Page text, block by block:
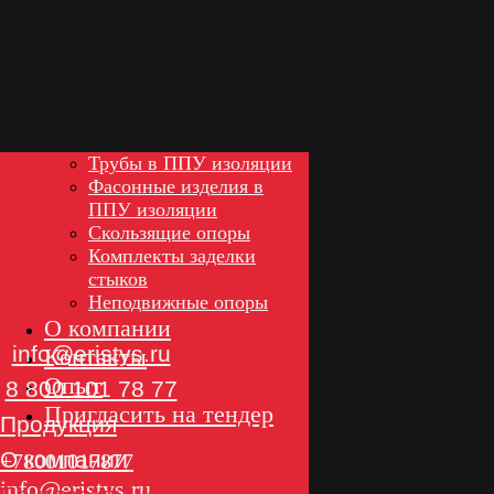
info@eristys.ru
8 800 101 78 77
Продукция
О компании
Пригласить на тендер
Трубы
Фасонные изделия
Скользящие опоры
Комплекты заделки стыков
Неподвижные щитовые опоры
Сильфонные компенсаторы
Неподвижные
опоры
Концевые
элементы
Трубы в ППУ изоляции
Фасонные изделия в
ППУ изоляции
Скользящие опоры
Комплекты заделки
стыков
Неподвижные опоры
О компании
Контакты
Опыт
Пригласить на тендер
+78001017877